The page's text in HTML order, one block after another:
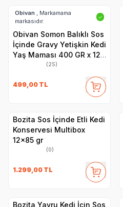
Obivan , Markamama
markasıdır.
✓
Obivan Somon Balıklı Sos
İçinde Gravy Yetişkin Kedi
Yaş Maması 400 GR x 12
(25)
499,00 TL
Bozita Sos İçinde Etli Kedi
Konservesi Multibox
12x85 gr
(0)
1.299,00 TL
Bozita Yavru Kedi İçin Sos